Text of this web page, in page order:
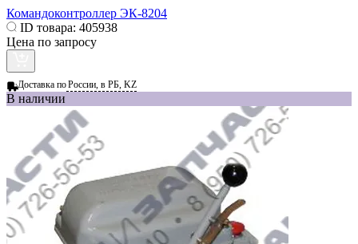
Командоконтроллер ЭК-8204
ID товара: 405938
Цена по запросу
Доставка поРоссии, в РБ, KZ
В наличии